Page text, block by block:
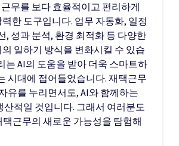
무를 보다 효율적이고 편리하게
한 도구입니다. 업무 자동화, 일정
, 성과 분석, 환경 최적화 등 다양한
일하기 방식을 변화시킬 수 있습
는 AI의 도움을 받아 더욱 스마트하
시대에 접어들었습니다. 재택근무
유를 누리면서도, AI와 함께하는
산적일 것입니다. 그래서 여러분도
택근무의 새로운 가능성을 탐험해